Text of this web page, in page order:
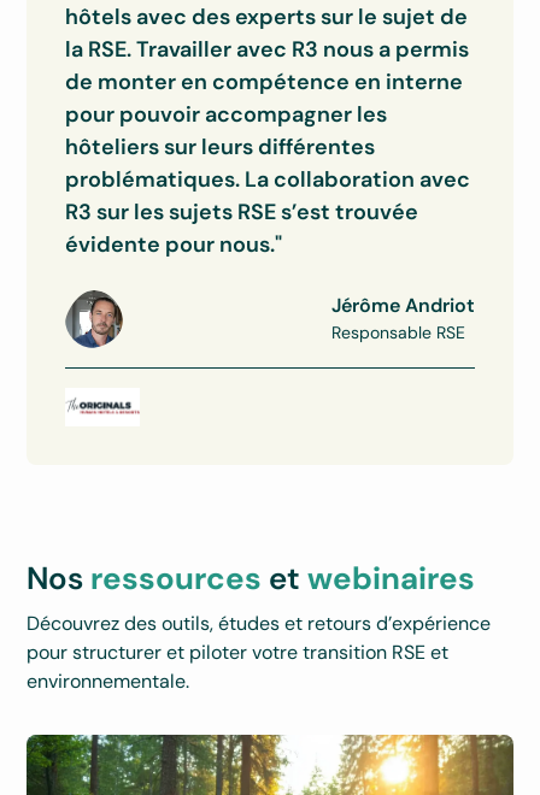
hôtels avec des experts sur le sujet de
la RSE. Travailler avec R3 nous a permis
de monter en compétence en interne
pour pouvoir accompagner les
hôteliers sur leurs différentes
problématiques. La collaboration avec
R3 sur les sujets RSE s’est trouvée
évidente pour nous."
Jérôme Andriot
Responsable RSE
Nos ressources etwebinaires
Découvrez des outils, études et retours d’expérience
pour structurer et piloter votre transition RSE et
environnementale.